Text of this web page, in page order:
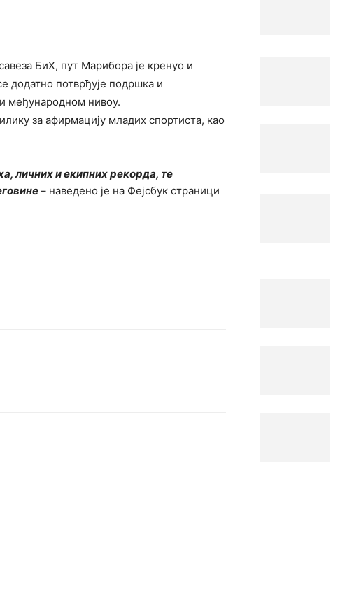
БиХ, пут Марибора је кренуо и
додатно потврђује подршка и
међународном нивоу.
за афирмацију младих спортиста, као
личних и екипних рекорда, те
– наведено је на Фејсбук стрaници